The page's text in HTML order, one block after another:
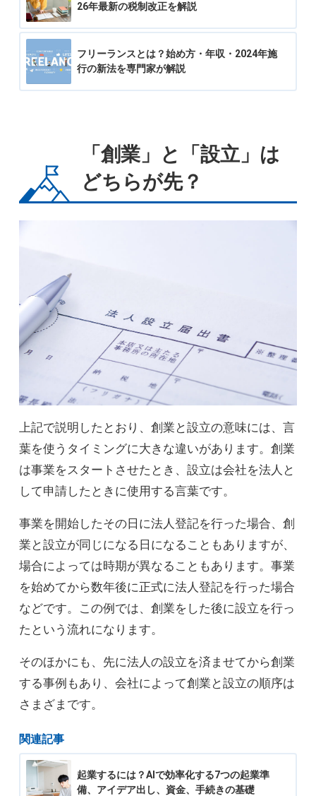
26年最新の税制改正を解説
フリーランスとは？始め方・年収・2024年施
行の新法を専門家が解説
「創業」と「設立」は
どちらが先？
上記で説明したとおり、創業と設立の意味には、言
葉を使うタイミングに大きな違いがあります。創業
は事業をスタートさせたとき、設立は会社を法人と
して申請したときに使用する言葉です。
事業を開始したその日に法人登記を行った場合、創
業と設立が同じになる日になることもありますが、
場合によっては時期が異なることもあります。事業
を始めてから数年後に正式に法人登記を行った場合
などです。この例では、創業をした後に設立を行っ
たという流れになります。
そのほかにも、先に法人の設立を済ませてから創業
する事例もあり、会社によって創業と設立の順序は
さまざまです。
関連記事
起業するには？AIで効率化する7つの起業準
備、アイデア出し、資金、手続きの基礎